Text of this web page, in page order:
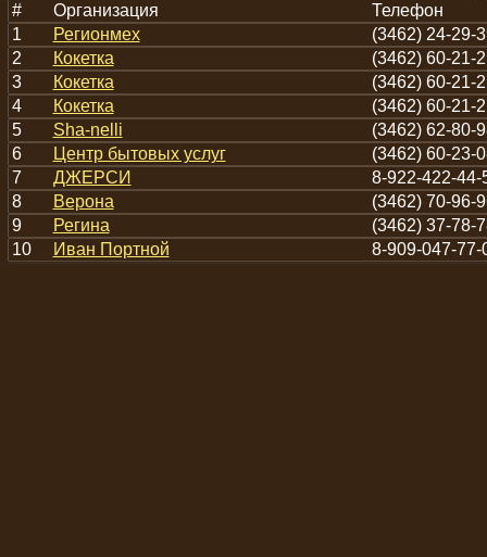
# Организация
Телефон
1
Регионмех
(3462) 24-29-
2
Кокетка
(3462) 60-21-
3
Кокетка
(3462) 60-21-
4
Кокетка
(3462) 60-21-
5
Sha-nelli
(3462) 62-80-
6
Центр бытовых услуг
(3462) 60-23-
7
ДЖЕРСИ
8-922-422-44-
8
Верона
(3462) 70-96-
9
Регина
(3462) 37-78-
10
Иван Портной 8-909-047-77-